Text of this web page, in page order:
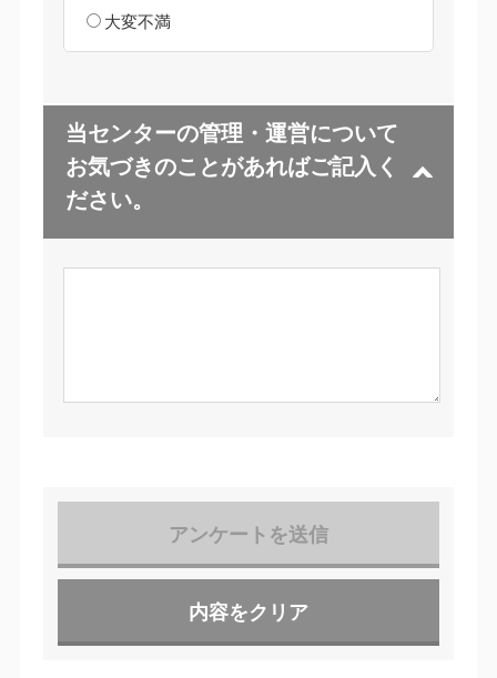
大変不満
当センターの管理・運営について
お気づきのことがあればご記入く
ださい。